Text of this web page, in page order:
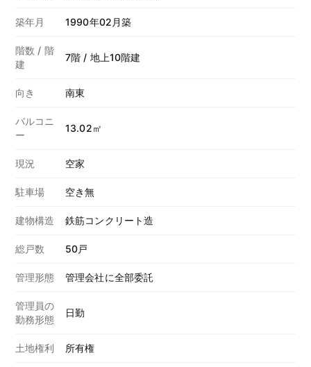
築年月 1990年02月築
階数 / 階
建
7階 / 地上10階建
向き 南東
バルコニ
ー
13.02㎡
現況 空家
駐車場 空き無
建物構造 鉄筋コンクリート造
総戸数 50戸
管理形態 管理会社に全部委託
管理員の
勤務形態
日勤
土地権利 所有権